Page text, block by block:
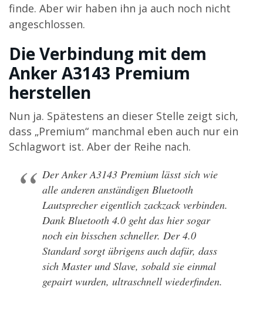
finde. Aber wir haben ihn ja auch noch nicht
angeschlossen.
Die Verbindung mit dem
Anker A3143 Premium
herstellen
Nun ja. Spätestens an dieser Stelle zeigt sich,
dass „Premium“ manchmal eben auch nur ein
Schlagwort ist. Aber der Reihe nach.
Der Anker A3143 Premium lässt sich wie
alle anderen anständigen Bluetooth
Lautsprecher eigentlich zackzack verbinden.
Dank Bluetooth 4.0 geht das hier sogar
noch ein bisschen schneller. Der 4.0
Standard sorgt übrigens auch dafür, dass
sich Master und Slave, sobald sie einmal
gepairt wurden, ultraschnell wiederfinden.